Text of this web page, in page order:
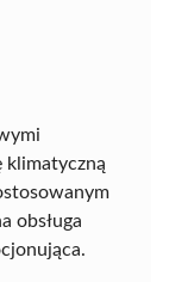
klimatyczną
obsługa